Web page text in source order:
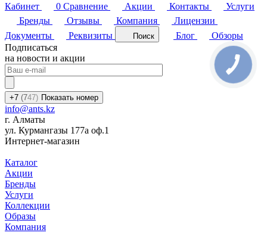
Кабинет
0 Сравнение Акции Контакты
Услуги
Бренды
Отзывы Компания
Лицензии
Документы
Реквизиты Поиск Блог
Обзоры
Подписаться
на новости и акции
+7 (747) Показать номер
info@ants.kz
г. Алматы
ул. Курмангазы 177а оф.1
Интернет-магазин
Каталог
Акции
Бренды
Услуги
Коллекции
Образы
Компания